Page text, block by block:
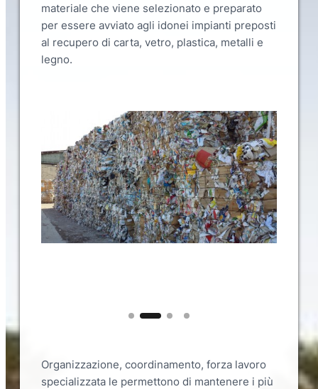
materiale che viene selezionato e preparato
per essere avviato agli idonei impianti preposti
al recupero di carta, vetro, plastica, metalli e
legno.
Organizzazione, coordinamento, forza lavoro
specializzata le permettono di mantenere i più